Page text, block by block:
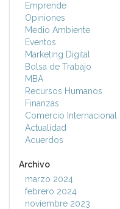
Emprende
Opiniones
Medio Ambiente
Eventos
Marketing Digital
Bolsa de Trabajo
MBA
Recursos Humanos
Finanzas
Comercio Internacional
Actualidad
Acuerdos
Archivo
marzo 2024
febrero 2024
noviembre 2023